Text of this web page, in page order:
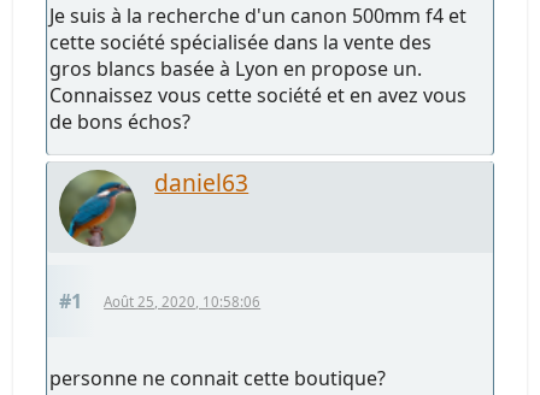
Je suis à la recherche d'un canon 500mm f4 et
cette société spécialisée dans la vente des
gros blancs basée à Lyon en propose un.
Connaissez vous cette société et en avez vous
de bons échos?
daniel63
#1 Août 25, 2020, 10:58:06
personne ne connait cette boutique?